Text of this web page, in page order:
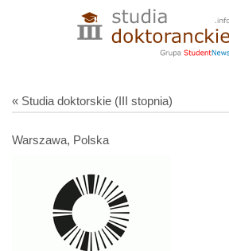
« Studia doktorskie (III stopnia)
Warszawa, Polska